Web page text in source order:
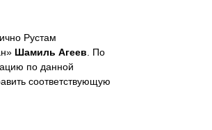
Рустам
Шамиль Агеев . По
по данной
соответствующую